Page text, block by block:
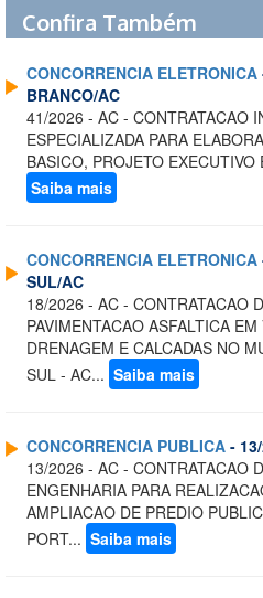
Confira Também
CONCORRENCIA ELETRONICA
BRANCO/AC
41/2026 - AC - CONTRATACAO
ESPECIALIZADA PARA
BASICO, PROJETO
Saiba mais
CONCORRENCIA ELETRONICA
SUL/AC
18/2026 - AC - CONTRATACAO
PAVIMENTACAO ASFALTICA
DRENAGEM E CALCADAS NO
SUL - AC... Saiba mais
CONCORRENCIA PUBLICA -
13/2026 - AC - CONTRATACAO
ENGENHARIA PARA
AMPLIACAO DE PREDIO
PORT... Saiba mais